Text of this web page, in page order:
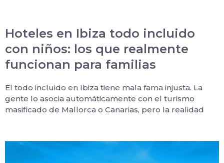
Hoteles en Ibiza todo incluido
con niños: los que realmente
funcionan para familias
El todo incluido en Ibiza tiene mala fama injusta. La
gente lo asocia automáticamente con el turismo
masificado de Mallorca o Canarias, pero la realidad